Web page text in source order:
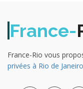
France-
France-Rio vous
privées à Rio de Janeiro